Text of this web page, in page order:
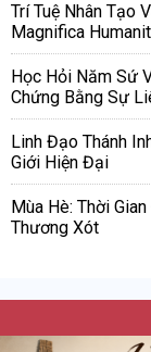
Trí Tuệ Nhân Tạo
Magnifica
Học Hỏi Năm Sứ
Chứng Bằng Sự
Linh Đạo Thánh
Giới Hiện Đại
Mùa Hè: Thời
Thương Xót